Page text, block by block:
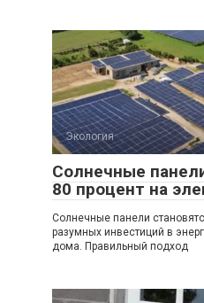
Экология
Солнечные
80 процент на
Солнечные панели
разумных инвестиций в
дома. Правильный подход